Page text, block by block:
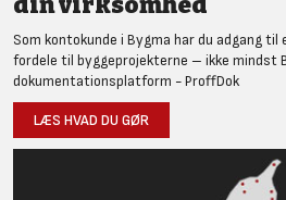
Som kontokunde i Bygma har du adgang
fordele til byggeprojekterne – ikke mindst
dokumentationsplatform - ProffDok
LÆS HVAD DU GØR